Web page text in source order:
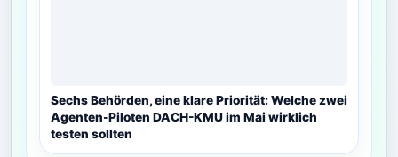
Sechs Behörden, eine klare Priorität: Welche zwei
Agenten-Piloten DACH-KMU im Mai wirklich
testen sollten